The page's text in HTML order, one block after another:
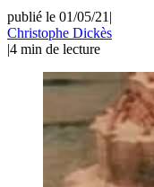
publié le 01/05/21 |
Christophe Dickès
|4 min de lecture